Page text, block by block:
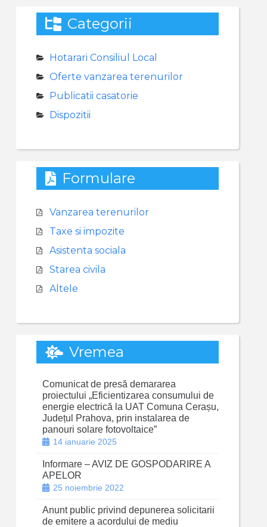
Categorii
Hotarari Consiliul Local
Oferte vanzarea terenurilor
Publicatii casatorie
Dispozitii
Formulare
Vanzarea terenurilor
Taxe si impozite
Asistenta sociala
Starea civila
Altele
Vremea
Comunicat de presă demararea
proiectului „Eficientizarea consumului de
energie electrică la UAT Comuna Cerașu,
Județul Prahova, prin instalarea de
panouri solare fotovoltaice”
14 ianuarie 2025
Informare – AVIZ DE GOSPODARIRE A
APELOR
25 noiembrie 2022
Anunt public privind depunerea solicitarii
de emitere a acordului de mediu